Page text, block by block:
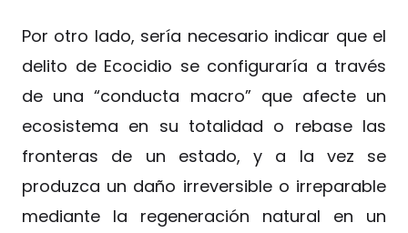
Por otro lado, sería necesario indicar que el
delito de Ecocidio se configuraría a través
de una “conducta macro” que afecte un
ecosistema en su totalidad o rebase las
fronteras de un estado, y a la vez se
produzca un daño irreversible o irreparable
mediante la regeneración natural en un